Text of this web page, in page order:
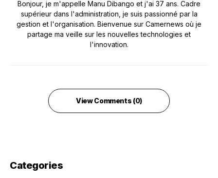
Bonjour, je m'appelle Manu Dibango et j'ai 37 ans. Cadre
supérieur dans l'administration, je suis passionné par la
gestion et l'organisation. Bienvenue sur Camernews où je
partage ma veille sur les nouvelles technologies et
l'innovation.
View Comments (0)
Categories